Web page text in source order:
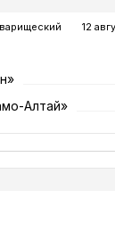
12
Алтай»